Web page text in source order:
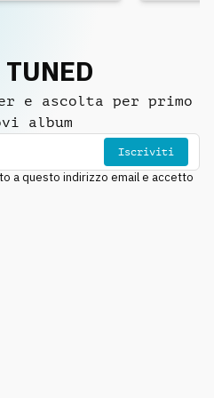
TUNED
e ascolta per primo
album
Iscriviti
a questo indirizzo email e accetto